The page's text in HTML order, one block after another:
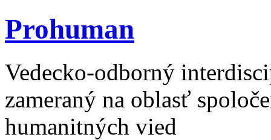
Prohuman
Vedecko-odborný
zameraný na oblasť
humanitných vied